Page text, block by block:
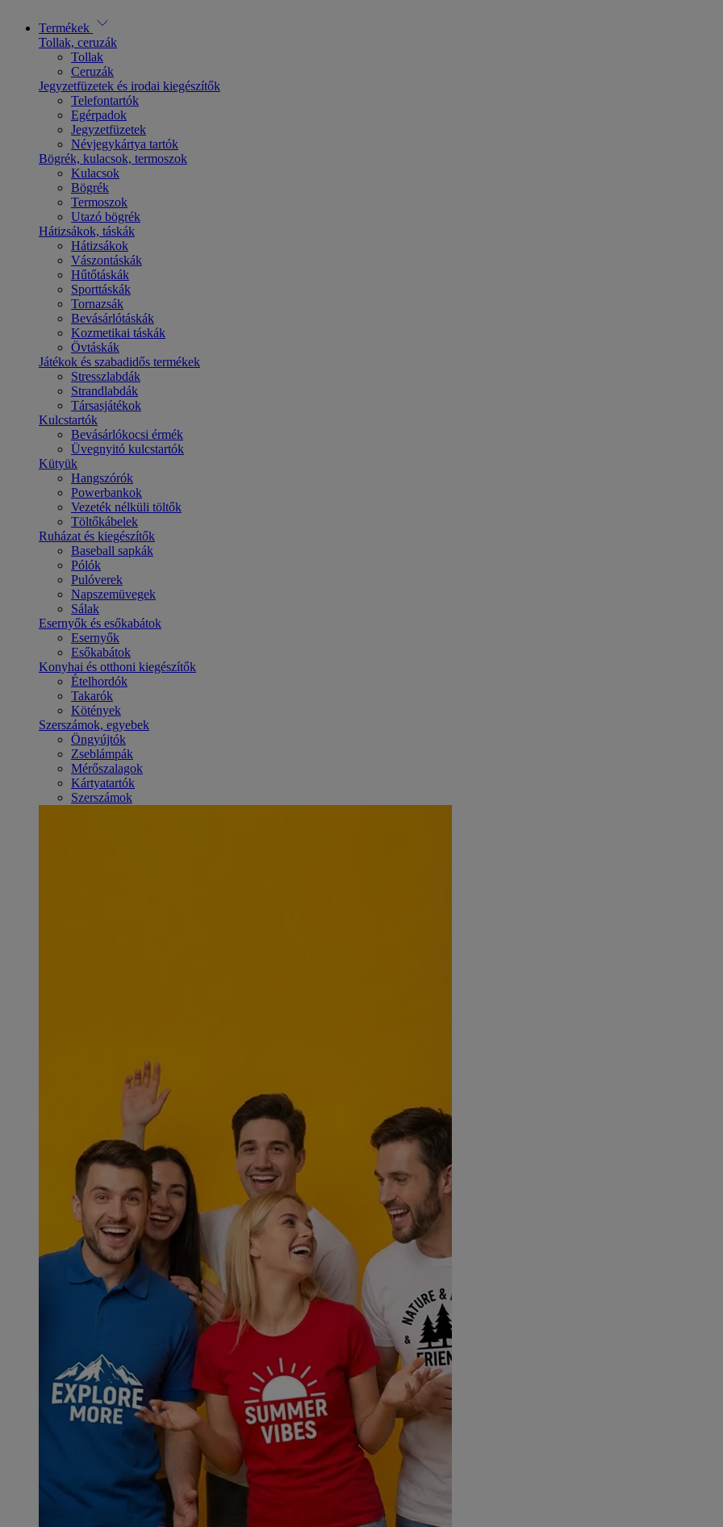
Termékek
Tollak, ceruzák
Tollak
Ceruzák
Jegyzetfüzetek és irodai kiegészítők
Telefontartók
Egérpadok
Jegyzetfüzetek
Névjegykártya tartók
Bögrék, kulacsok, termoszok
Kulacsok
Bögrék
Termoszok
Utazó bögrék
Hátizsákok, táskák
Hátizsákok
Vászontáskák
Hűtőtáskák
Sporttáskák
Tornazsák
Bevásárlótáskák
Kozmetikai táskák
Övtáskák
Játékok és szabadidős termékek
Stresszlabdák
Strandlabdák
Társasjátékok
Kulcstartók
Bevásárlókocsi érmék
Üvegnyitó kulcstartók
Kütyük
Hangszórók
Powerbankok
Vezeték nélküli töltők
Töltőkábelek
Ruházat és kiegészítők
Baseball sapkák
Pólók
Pulóverek
Napszemüvegek
Sálak
Esernyők és esőkabátok
Esernyők
Esőkabátok
Konyhai és otthoni kiegészítők
Ételhordók
Takarók
Kötények
Szerszámok, egyebek
Öngyújtók
Zseblámpák
Mérőszalagok
Kártyatartók
Szerszámok